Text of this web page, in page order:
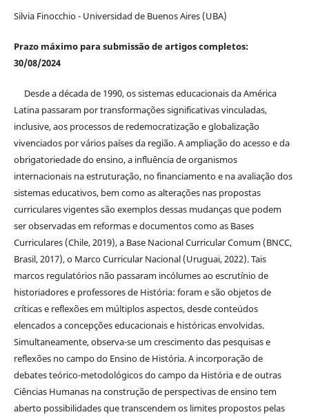
Silvia Finocchio - Universidad de Buenos Aires (UBA)
Prazo máximo para submissão de artigos completos:
30/08/2024
Desde a década de 1990, os sistemas educacionais da América
Latina passaram por transformações significativas vinculadas,
inclusive, aos processos de redemocratização e globalização
vivenciados por vários países da região. A ampliação do acesso e da
obrigatoriedade do ensino, a influência de organismos
internacionais na estruturação, no financiamento e na avaliação dos
sistemas educativos, bem como as alterações nas propostas
curriculares vigentes são exemplos dessas mudanças que podem
ser observadas em reformas e documentos como as Bases
Curriculares (Chile, 2019), a Base Nacional Curricular Comum (BNCC,
Brasil, 2017), o Marco Curricular Nacional (Uruguai, 2022). Tais
marcos regulatórios não passaram incólumes ao escrutínio de
historiadores e professores de História: foram e são objetos de
críticas e reflexões em múltiplos aspectos, desde conteúdos
elencados a concepções educacionais e históricas envolvidas.
Simultaneamente, observa-se um crescimento das pesquisas e
reflexões no campo do Ensino de História. A incorporação de
debates teórico-metodológicos do campo da História e de outras
Ciências Humanas na construção de perspectivas de ensino tem
aberto possibilidades que transcendem os limites propostos pelas